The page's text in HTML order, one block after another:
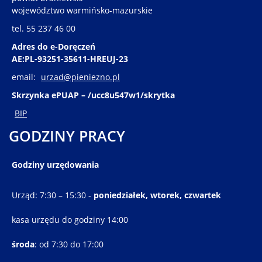
województwo warmińsko-mazurskie
tel. 55 237 46 00
Adres do e-Doręczeń
AE:PL-93251-35611-HREUJ-23
email: urzad@pieniezno.pl
Skrzynka ePUAP – /ucc8u547w1/skrytka
BIP
GODZINY PRACY
Godziny urzędowania
Urząd: 7:30 – 15:30 - poniedziałek, wtorek, czwartek
kasa urzędu do godziny 14:00
środa: od 7:30 do 17:00